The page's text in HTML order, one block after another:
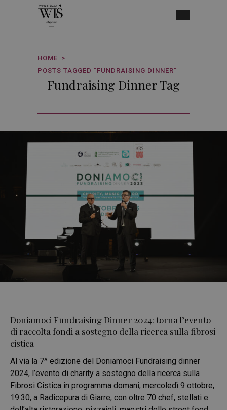
HOME
POSTS TAGGED "FUNDRAISING DINNER"
Fundraising Dinner Tag
Doniamoci Fundraising Dinner 2024: torna l’evento
di raccolta fondi a sostegno della ricerca sulla fibrosi
cistica
Al via la 7^ edizione del Doniamoci Fundraising dinner
2024, l’evento di charity a sostegno della ricerca sulla
Fibrosi Cistica in programma domani, mercoledì 9 ottobre,
19.30, a Radicepura di Giarre, con oltre 70 chef, stellati e